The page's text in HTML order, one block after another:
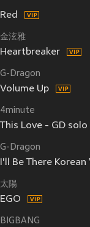
Red
金泫雅
Heartbreaker
G-Dragon
Volume Up
4minute
This Love - GD solo
G-Dragon
I'll Be There
太陽
EGO
BIGBANG